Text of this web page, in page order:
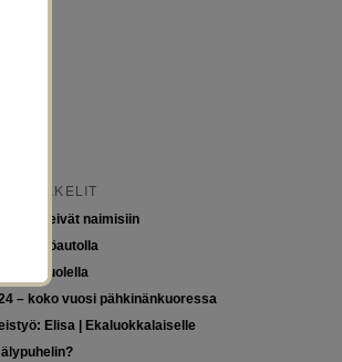
ARTIKKELIT
eivät naimisiin
sähköautolla
arvon puolella
– koko vuosi pähkinänkuoressa
Elisa | Ekaluokkalaiselle